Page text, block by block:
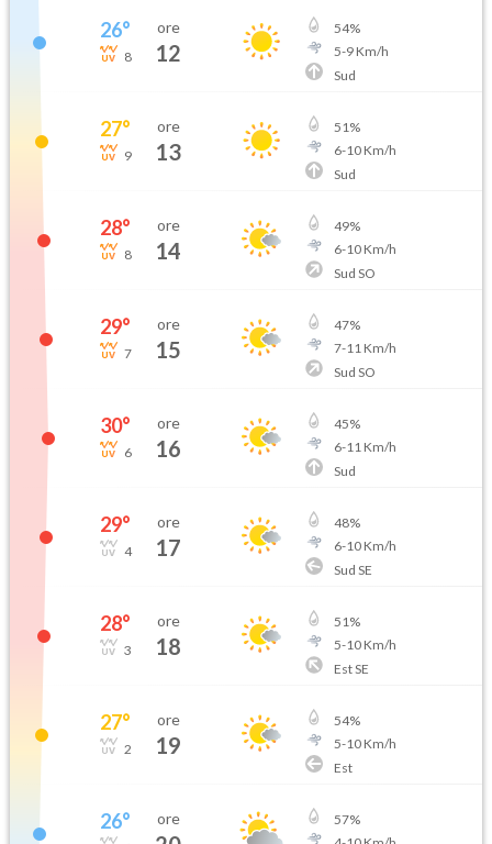
26°
8
ore
12
54%
5-9Km/h
Sud
27°
9
ore
13
51%
6-10Km/h
Sud
28°
8
ore
14
49%
6-10Km/h
Sud SO
29°
7
ore
15
47%
7-11Km/h
Sud SO
30°
6
ore
16
45%
6-11Km/h
Sud
29°
4
ore
17
48%
6-10Km/h
Sud SE
28°
3
ore
18
51%
5-10Km/h
Est SE
27°
2
ore
19
54%
5-10Km/h
Est
26° ore 57%